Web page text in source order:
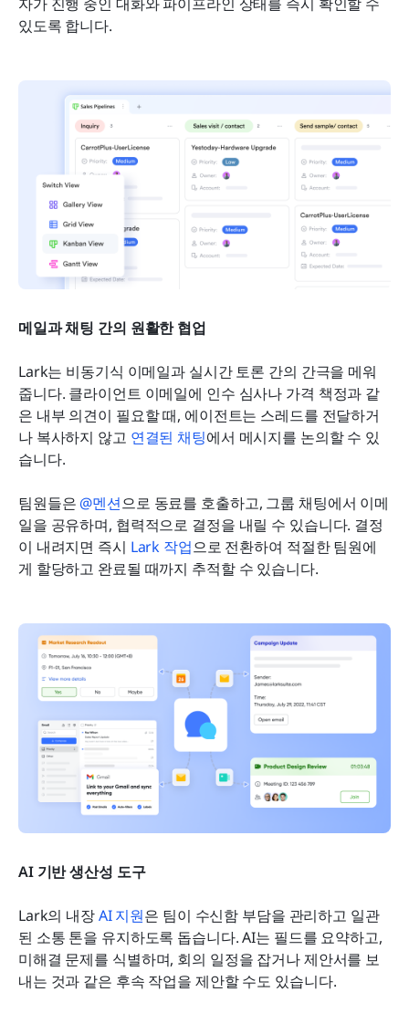
있도록 합니다.
메일과 채팅 간의 원활한 협업
Lark는 비동기식 이메일과 실시간 토론 간의 간극을 메워
줍니다. 클라이언트 이메일에 인수 심사나 가격 책정과 같
은 내부 의견이 필요할 때, 에이전트는 스레드를 전달하거
나 복사하지 않고 연결된 채팅에서 메시지를 논의할 수 있
습니다.
팀원들은 @멘션으로 동료를 호출하고, 그룹 채팅에서 이메
일을 공유하며, 협력적으로 결정을 내릴 수 있습니다. 결정
이 내려지면 즉시 Lark 작업으로 전환하여 적절한 팀원에
게 할당하고 완료될 때까지 추적할 수 있습니다.
AI 기반 생산성 도구
Lark의 내장 AI 지원은 팀이 수신함 부담을 관리하고 일관
된 소통 톤을 유지하도록 돕습니다. AI는 필드를 요약하고,
미해결 문제를 식별하며, 회의 일정을 잡거나 제안서를 보
내는 것과 같은 후속 작업을 제안할 수도 있습니다.